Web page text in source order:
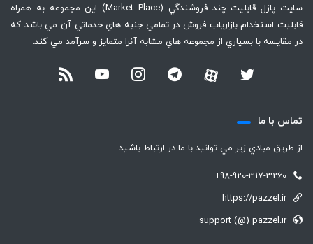
سايت پازل قابليت چند فروشندگي (Market Place) اين مجموعه به همراه
قابليت استخدام بازارياب فروش در تمامي جنبه هاي خدماتي آن مي باشد كه
در مقايسه با بسياري از مجموعه هاي مشابه آنرا متمايز و سرآمد مي كند.
تماس با ما
از طريق مبادي زير مي توانيد با ما در ارتباط باشيد
+98-920-317-3260
https://pazzel.ir
support (@) pazzel.ir